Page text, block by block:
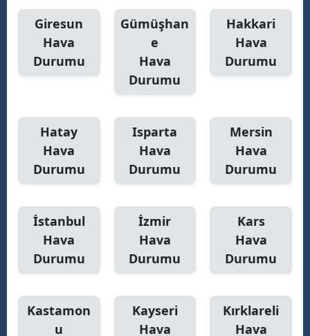
Giresun
Hava
Durumu
Gümüşhan
e
Hava
Durumu
Hakkari
Hava
Durumu
Hatay
Hava
Durumu
Isparta
Hava
Durumu
Mersin
Hava
Durumu
İstanbul
Hava
Durumu
İzmir
Hava
Durumu
Kars
Hava
Durumu
Kastamon
u
Kayseri
Hava
Kırklareli
Hava